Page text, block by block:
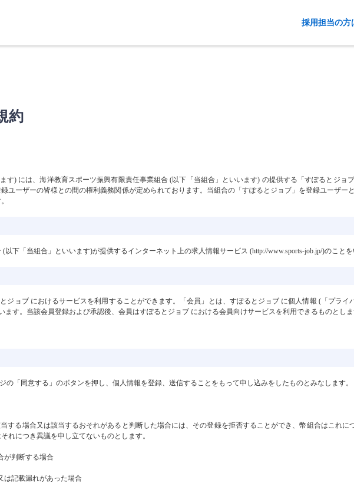
採用担当の方
約
す) には、海洋教育スポーツ振興有限責任事業組合 (以下「当組合」といいます) の提供する「すぽるとジョ
ユーザーの皆様との間の権利義務関係が定められております。当組合の「すぽるとジョブ」を登録ユーザー
下「当組合」といいます)が提供するインターネット上の求人情報サービス (http://www.sports-job.jp/)のことを
ジョブ におけるサービスを利用することができます。「会員」とは、すぽるとジョブ に個人情報 (「プライ
す。当該会員登録および承認後、会員はすぽるとジョブ における会員向けサービスを利用できるものとしま
「同意する」のボタンを押し、個人情報を登録、送信することをもって申し込みをしたものとみなします。
する場合又は該当するおそれがあると判断した場合には、その登録を拒否することができ、幣組合はこれに
れにつき異議を申し立てないものとします。
が判断する場合
は記載漏れがあった場合